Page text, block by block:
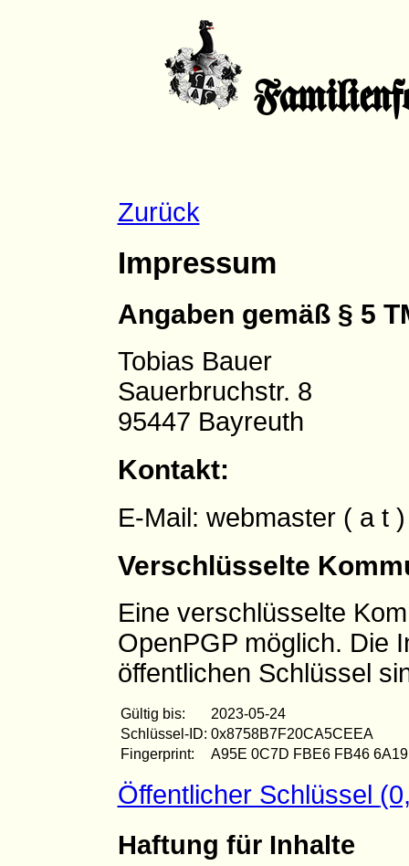
Zurück
Impressum
Angaben gemäß § 5
Tobias Bauer
Sauerbruchstr. 8
95447 Bayreuth
Kontakt:
E-Mail: webmaster ( a t
Verschlüsselte
Eine verschlüsselte
OpenPGP möglich. Die
öffentlichen Schlüssel
Gültig bis:
2023-05-24
Schlüssel-ID: 0x8758B7F20CA5CEEA
Fingerprint:
A95E 0C7D FBE6 FB46
Öffentlicher Schlüssel
Haftung für Inhalte